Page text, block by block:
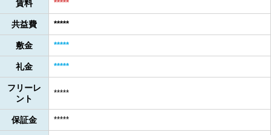
賃料 *****
共益費 *****
敷金 *****
礼金 *****
フリーレ
ント
*****
保証金 *****